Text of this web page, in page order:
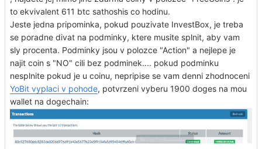
to ekvivalent 611 btc sathoshis co hodinu.
Jeste jedna pripominka, pokud pouzivate InvestBox, je treba
se poradne divat na podminky, ktere musite splnit, aby vam
sly procenta. Podminky jsou v polozce "Action" a nejlepe je
najit coin s "NO" cili bez podminek.... pokud podminku
nesplnite pokud je u coinu, nepripise se vam denni zhodnoceni
YoBit vyplaci v pohode, potvrzeni vyberu 1900 doges na mou
wallet na dogechain: